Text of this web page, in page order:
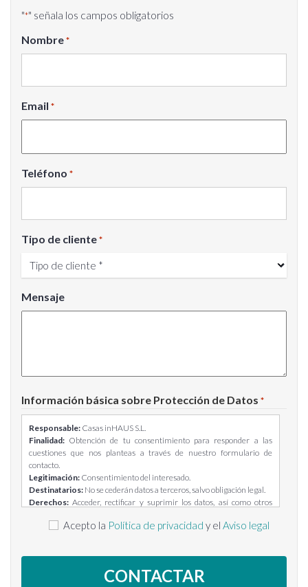
"*" señala los campos obligatorios
Nombre *
Email *
Teléfono *
Tipo de cliente *
Mensaje
Información básica sobre Protección de Datos *
Responsable: Casas inHAUS S.L.
Finalidad: Obtención de tu consentimiento para responder a las
cuestiones que nos planteas a través de nuestro formulario de
contacto.
Legitimación: Consentimiento del interesado.
Destinatarios: No se cederán datos a terceros, salvo obligación legal.
Derechos: Acceder, rectificar y suprimir los datos, así como otros
Información adicional:Puedes consultar la información adicional y
Acepto la Política de privacidad y el Aviso legal